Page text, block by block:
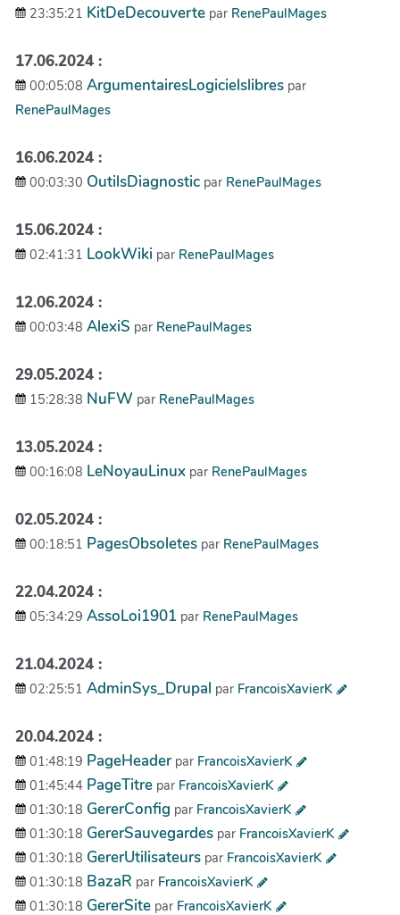
23:35:21 KitDeDecouverte par RenePaulMages
17.06.2024 :
00:05:08 ArgumentairesLogicielslibres par
RenePaulMages
16.06.2024 :
00:03:30 OutilsDiagnostic par RenePaulMages
15.06.2024 :
02:41:31 LookWiki par RenePaulMages
12.06.2024 :
00:03:48 AlexiS par RenePaulMages
29.05.2024 :
15:28:38 NuFW par RenePaulMages
13.05.2024 :
00:16:08 LeNoyauLinux par RenePaulMages
02.05.2024 :
00:18:51 PagesObsoletes par RenePaulMages
22.04.2024 :
05:34:29 AssoLoi1901 par RenePaulMages
21.04.2024 :
02:25:51 AdminSys_Drupal par FrancoisXavierK
20.04.2024 :
01:48:19 PageHeader par FrancoisXavierK
01:45:44 PageTitre par FrancoisXavierK
01:30:18 GererConfig par FrancoisXavierK
01:30:18 GererSauvegardes par FrancoisXavierK
01:30:18 GererUtilisateurs par FrancoisXavierK
01:30:18 BazaR par FrancoisXavierK
01:30:18 GererSite par FrancoisXavierK